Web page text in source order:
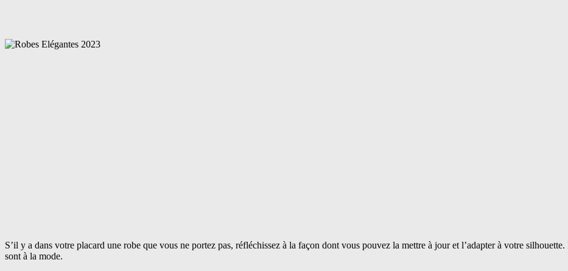
S’il y a dans votre placard une robe que vous ne portez pas, réfléchissez à la façon dont vous pouvez la mettre à jour et l’adapter à votre
sont à la mode.